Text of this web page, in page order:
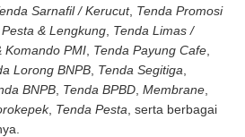
Sarnafil / Kerucut, Tenda Promosi
& Lengkung Tenda Limas /
Komando PMI Tenda Payung Cafe
Lorong BNPB Tenda Segitiga
BNPB Tenda BPBD Membrane
, Tenda Pesta , serta berbagai